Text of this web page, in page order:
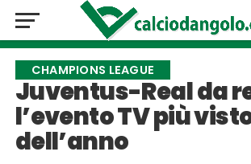
CHAMPIONS LEAGUE
Juventus-Real da
l’evento TV più
dell’anno